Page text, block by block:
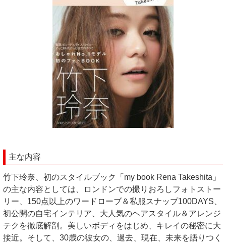
主な内容
竹下玲奈、初のスタイルブック「my book Rena Takeshita」
の主な内容としては、ロンドンでの撮りおろしフォトストー
リー、150点以上のワードローブ＆私服スナップ100DAYS、
初公開の自宅インテリア、大人気のヘアスタイル＆アレンジ
テクを徹底解剖。美しいボディをはじめ、キレイの秘密に大
接近。そして、30歳の彼女の、過去、現在、未来を語りつく